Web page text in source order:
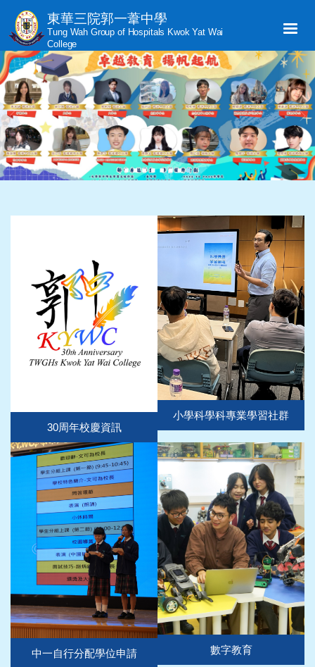
東華三院郭一葦中學
Tung Wah Group of Hospitals Kwok Yat Wai
College
30周年校慶資訊
小學科學科專業學習社群
中一自行分配學位申請 數字教育